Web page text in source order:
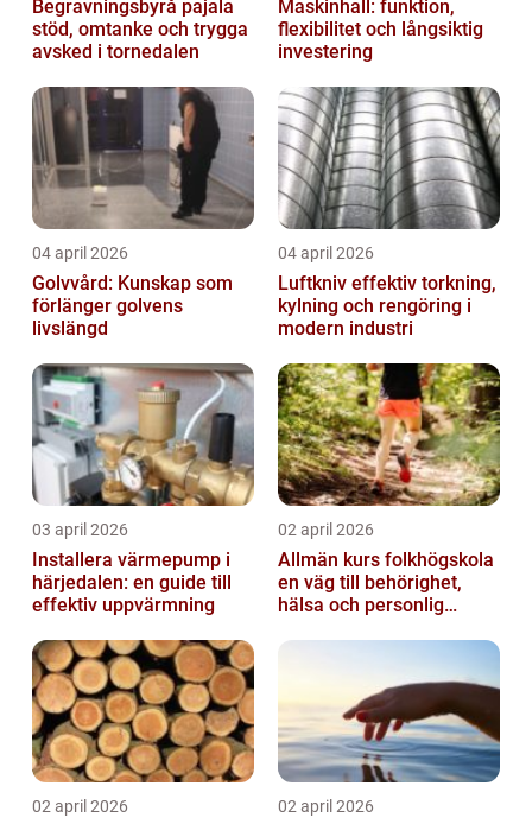
Begravningsbyrå pajala
stöd, omtanke och trygga
avsked i tornedalen
Maskinhall: funktion,
flexibilitet och långsiktig
investering
04 april 2026
Golvvård: Kunskap som
förlänger golvens
livslängd
04 april 2026
Luftkniv effektiv torkning,
kylning och rengöring i
modern industri
03 april 2026
Installera värmepump i
härjedalen: en guide till
effektiv uppvärmning
02 april 2026
Allmän kurs folkhögskola
en väg till behörighet,
hälsa och personlig
02 april 2026 02 april 2026